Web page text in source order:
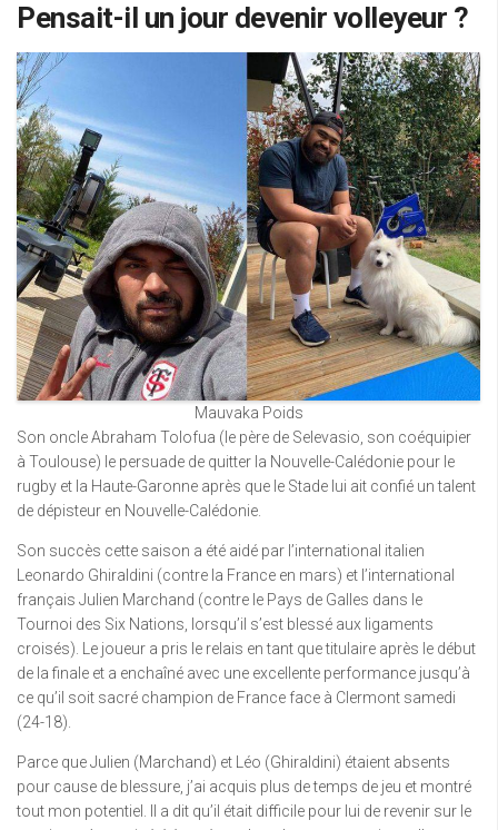
Pensait-il un jour devenir volleyeur ?
Mauvaka Poids
Son oncle Abraham Tolofua (le père de Selevasio, son coéquipier
à Toulouse) le persuade de quitter la Nouvelle-Calédonie pour le
rugby et la Haute-Garonne après que le Stade lui ait confié un talent
de dépisteur en Nouvelle-Calédonie.
Son succès cette saison a été aidé par l’international italien
Leonardo Ghiraldini (contre la France en mars) et l’international
français Julien Marchand (contre le Pays de Galles dans le
Tournoi des Six Nations, lorsqu’il s’est blessé aux ligaments
croisés). Le joueur a pris le relais en tant que titulaire après le début
de la finale et a enchaîné avec une excellente performance jusqu’à
ce qu’il soit sacré champion de France face à Clermont samedi
(24-18).
Parce que Julien (Marchand) et Léo (Ghiraldini) étaient absents
pour cause de blessure, j’ai acquis plus de temps de jeu et montré
tout mon potentiel. Il a dit qu’il était difficile pour lui de revenir sur le